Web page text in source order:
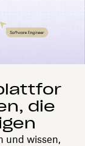
die
und wissen,